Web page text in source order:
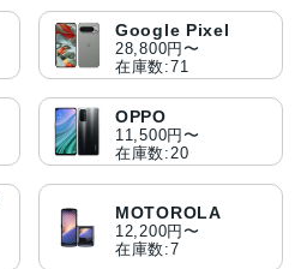
Google Pixel
28,800円〜
在庫数:71
OPPO
11,500円〜
在庫数:20
MOTOROLA
12,200円〜
在庫数:7